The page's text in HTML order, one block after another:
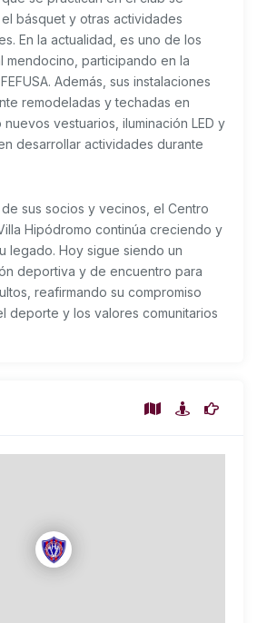
, el básquet y otras actividades
En la actualidad, es uno de los
mendocino, participando en la
Además, sus instalaciones
remodeladas y techadas en
vestuarios, iluminación LED y
desarrollar actividades durante
sus socios y vecinos, el Centro
Hipódromo continúa creciendo y
legado. Hoy sigue siendo un
deportiva y de encuentro para
reafirmando su compromiso
deporte y los valores comunitarios